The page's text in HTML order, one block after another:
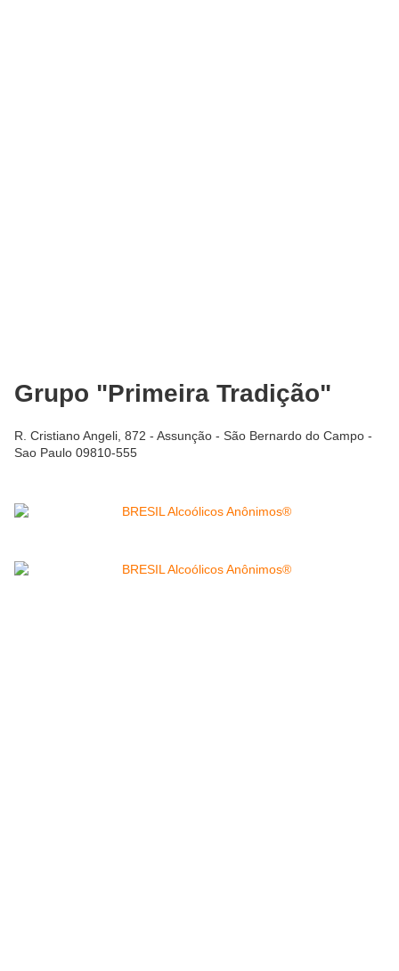
Grupo "Primeira Tradição"
R. Cristiano Angeli, 872 - Assunção - São Bernardo do Campo -
Sao Paulo 09810-555